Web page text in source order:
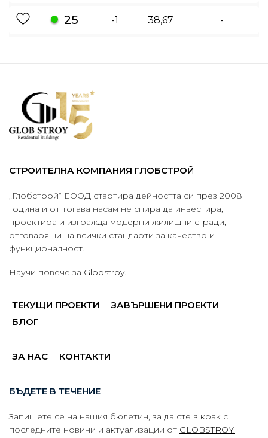
25 -1 38,67 -
СТРОИТЕЛНА КОМПАНИЯ ГЛОБСТРОЙ
„Глобстрой“ ЕООД стартира дейността си през 2008
година и от тогава насам не спира да инвестира,
проектира и изгражда модерни жилищни сгради,
отговарящи на всички стандарти за качество и
функционалност.
Научи повече за Globstroy.
ТЕКУЩИ ПРОЕКТИ
ЗАВЪРШЕНИ ПРОЕКТИ
БЛОГ
ЗА НАС КОНТАКТИ
БЪДЕТЕ В ТЕЧЕНИЕ
Запишете се на нашия бюлетин, за да сте в крак с
последните новини и актуализации от GLOBSTROY.